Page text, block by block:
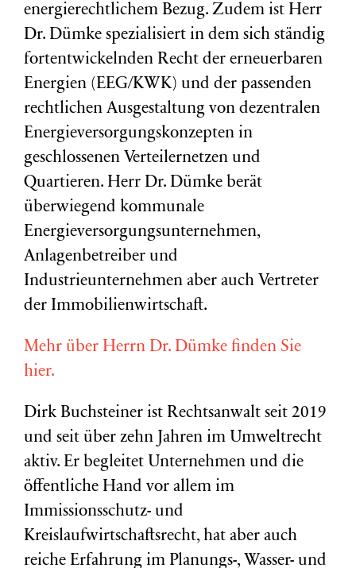
energierechtlichem Bezug. Zudem ist Herr
Dr. Dümke spezialisiert in dem sich ständig
fortentwickelnden Recht der erneuerbaren
Energien (EEG/KWK) und der passenden
rechtlichen Ausgestaltung von dezentralen
Energieversorgungskonzepten in
geschlossenen Verteilernetzen und
Quartieren. Herr Dr. Dümke berät
überwiegend kommunale
Energieversorgungsunternehmen,
Anlagenbetreiber und
Industrieunternehmen aber auch Vertreter
der Immobilienwirtschaft.
Mehr über Herrn Dr. Dümke finden Sie
hier.
Dirk Buchsteiner ist Rechtsanwalt seit 2019
und seit über zehn Jahren im Umweltrecht
aktiv. Er begleitet Unternehmen und die
öffentliche Hand vor allem im
Immissionsschutz- und
Kreislaufwirtschaftsrecht, hat aber auch
reiche Erfahrung im Planungs-, Wasser- und